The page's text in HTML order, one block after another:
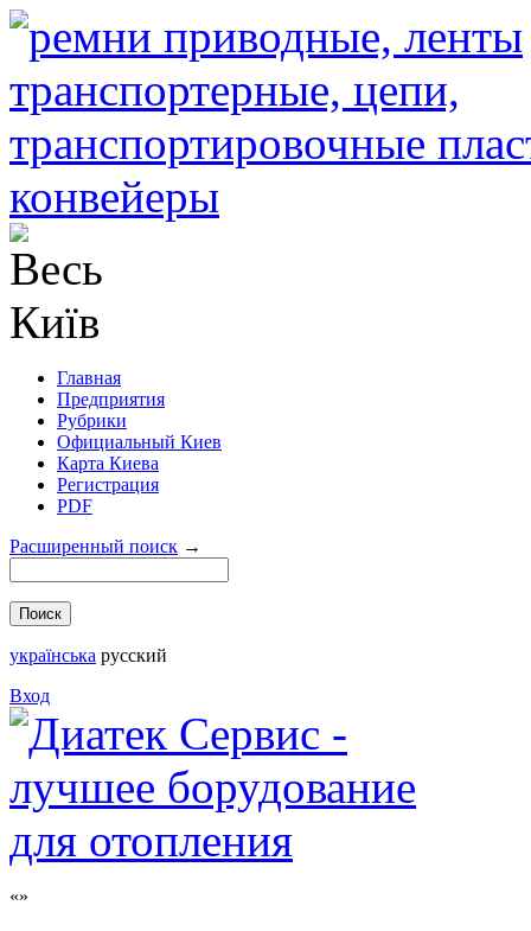
Главная
Предприятия
Рубрики
Официальный Киев
Карта Киева
Регистрация
PDF
Расширенный поиск →
українська русский
Вход